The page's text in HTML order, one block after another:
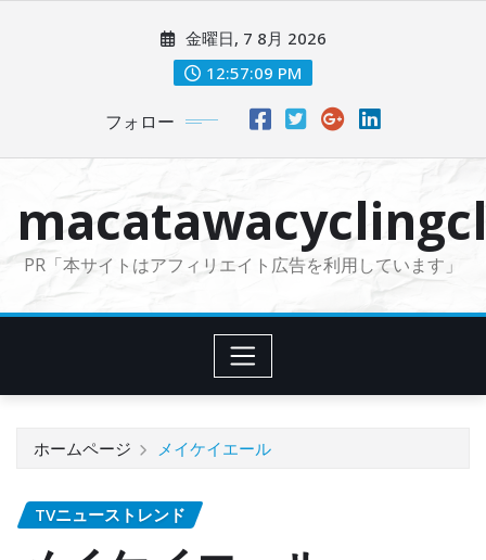
に
金曜日, 7 8月 2026
12:57:11 PM
フォロー
PR「本サイトはアフィリエイト広告を利用しています」
ホームページ メイケイエール
TVニューストレンド